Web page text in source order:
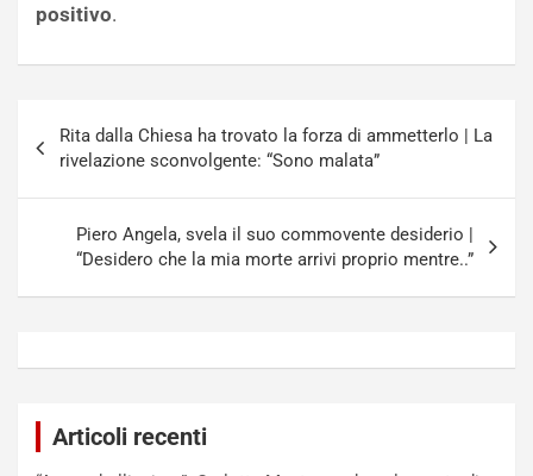
positivo.
articoli
Rita dalla Chiesa ha trovato la forza di ammetterlo | La
rivelazione sconvolgente: “Sono malata”
Piero Angela, svela il suo commovente desiderio |
“Desidero che la mia morte arrivi proprio mentre..”
Articoli recenti